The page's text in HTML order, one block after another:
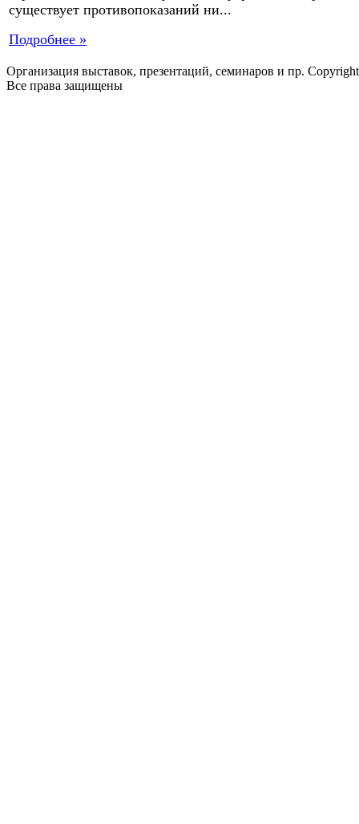
существует противопоказаний ни...
Подробнее »
Организация выставок, презентаций, семинаров и пр.
Все права защищены